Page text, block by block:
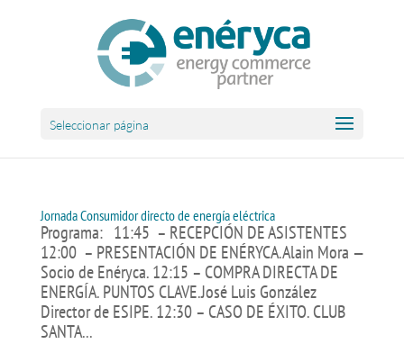
Seleccionar página
Jornada Consumidor directo de energía eléctrica
Programa: 11:45 – RECEPCIÓN DE ASISTENTES
12:00 – PRESENTACIÓN DE ENÉRYCA.Alain Mora —
Socio de Enéryca. 12:15 – COMPRA DIRECTA DE
ENERGÍA. PUNTOS CLAVE.José Luis González
Director de ESIPE. 12:30 – CASO DE ÉXITO. CLUB
SANTA...